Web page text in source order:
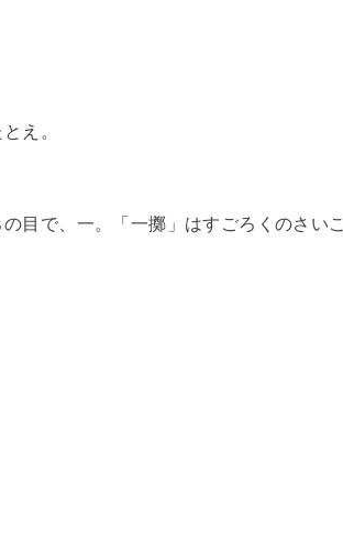
え。
目で、一。「一擲」はすごろくのさい